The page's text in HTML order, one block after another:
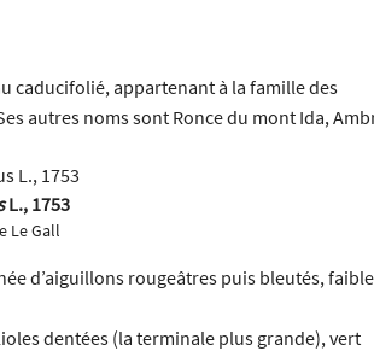
Vidéos
caducifolié, appartenant à la famille des
autres noms sont Ronce du mont Ida,
L., 1753
Le Gall
d’aiguillons rougeâtres puis bleutés,
dentées (la terminale plus grande), vert